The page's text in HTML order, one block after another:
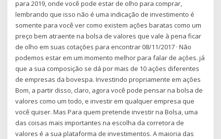
para 2019, onde você pode estar de olho para comprar,
lembrando que isso não é uma indicação de investimento é
somente para você ver como existem ações baratas como um
preço bem atraente na bolsa de valores que vale à pena ficar
de olho em suas cotações para encontrar 08/11/2017 · Não
podemos estar em um momento melhor para falar de ações. já
que a sua composição se dá por mais de 10 ações diferentes
de empresas da bovespa. Investindo propriamente em ações
Bom, a partir disso, claro, agora você pode pensar na bolsa de
valores como um todo, e investir em qualquer empresa que
você quiser. Mas Para quem pretende investir na Bolsa, uma
das coisas mais importantes na escolha da corretora de
valores é a sua plataforma de investimentos. A maioria das